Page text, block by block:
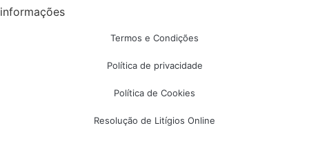
informações
Termos e Condições
Política de privacidade
Política de Cookies
Resolução de Litígios Online